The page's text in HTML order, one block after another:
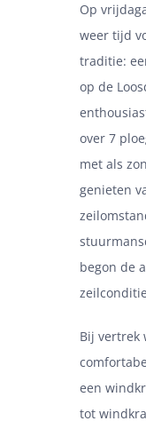
Op
weer tijd
traditie:
op de
over 7
met als
genieten
begon de
Bij vertrek
een
tot